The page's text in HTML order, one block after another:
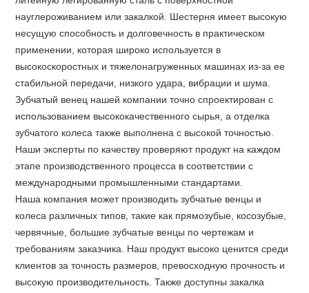
науглероживанием или закалкой. Шестерня имеет высокую
несущую способность и долговечность в практическом
применении, которая широко используется в
высокоскоростных и тяжелонагруженных машинах из-за ее
стабильной передачи, низкого удара, вибрации и шума.
Зубчатый венец нашей компании точно спроектирован с
использованием высококачественного сырья, а отделка
зубчатого колеса также выполнена с высокой точностью.
Наши эксперты по качеству проверяют продукт на каждом
этапе производственного процесса в соответствии с
международными промышленными стандартами.
Наша компания может производить зубчатые венцы и
колеса различных типов, такие как прямозубые, косозубые,
червячные, большие зубчатые венцы по чертежам и
требованиям заказчика. Наш продукт высоко ценится среди
клиентов за точность размеров, превосходную прочность и
высокую производительность. Также доступны закалка